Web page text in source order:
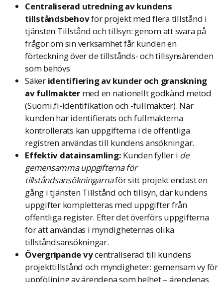
Centraliserad utredning av kundens
tillståndsbehovför projekt med flera tillstånd i
tjänsten Tillstånd och tillsyn: genom att svara på
frågor om sin verksamhet får kunden en
förteckning över de tillstånds- och tillsynsärenden
som behövs
Säker identifiering av kunder och granskning
av fullmaktermed en nationellt godkänd metod
(Suomi.fi-identifikation och -fullmakter). När
kunden har identifierats och fullmakterna
kontrollerats kan uppgifterna i de offentliga
registren användas till kundens ansökningar.
Effektiv datainsamling: Kunden fyller i de
gemensamma uppgifterna för
tillståndsansökningarnaför sitt projekt endast en
gång i tjänsten Tillstånd och tillsyn, där kundens
uppgifter kompletteras med uppgifter från
offentliga register. Efter det överförs uppgifterna
för att användas i myndigheternas olika
tillståndsansökningar.
Övergripande vycentraliserad till kundens
projekttillstånd och myndigheter: gemensam vy för
uppföljning av ärendena som helhet – ärendenas